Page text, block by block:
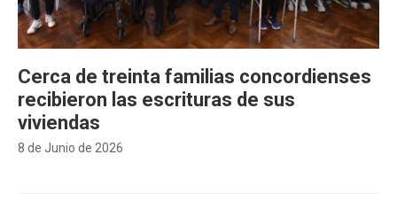
8 de Junio de 2026
Cerca de treinta familias concordienses
recibieron las escrituras de sus
viviendas